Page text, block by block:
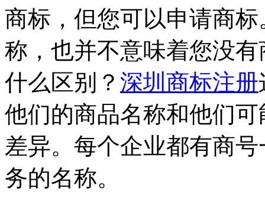
商标，但您可以申请商
称，也并不意味着您没
什么区别？ 深圳商标注册
他们的商品名称和他们
差异。每个企业都有商
务的名称。